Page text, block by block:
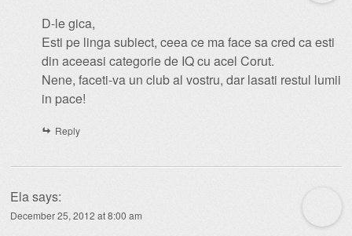
D-le gica,
Esti pe linga subiect, ceea ce ma face sa cred ca esti
din aceeasi categorie de IQ cu acel Corut.
Nene, faceti-va un club al vostru, dar lasati restul lumii
in pace!
Reply
Elasays:
December 25, 2012 at 8:00 am